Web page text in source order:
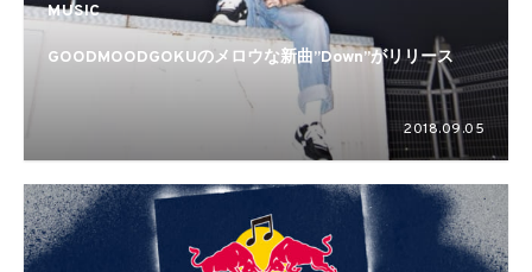
MUSIC
GOODMOODGOKUのメロウな新曲”Down”がリリース
2018.09.05